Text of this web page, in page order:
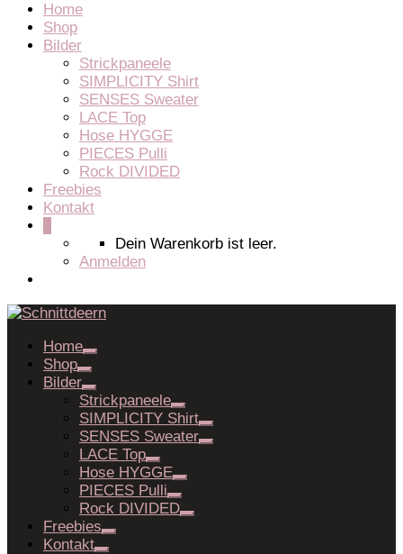
Home
Shop
Bilder
Strickpaneele
SIMPLICITY Shirt
SENSES Sweater
LACE Top
Hose HYGGE
PIECES Pulli
Rock DIVIDED
Freebies
Kontakt
Dein Warenkorb ist leer.
Anmelden
Home
Shop
Bilder
Strickpaneele
SIMPLICITY Shirt
SENSES Sweater
LACE Top
Hose HYGGE
PIECES Pulli
Rock DIVIDED
Freebies
Kontakt